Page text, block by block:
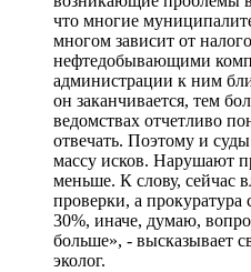
что многие
многом зависит от
нефтедобывающими
администрации к ним
он заканчивается, тем
ведомствах отчетливо
отвечать. Поэтому и
массу исков. Нарушают
меньше. К слову, сейчас
проверки, а прокуратура
30%, иначе, думаю,
больше», - высказывает
эколог.